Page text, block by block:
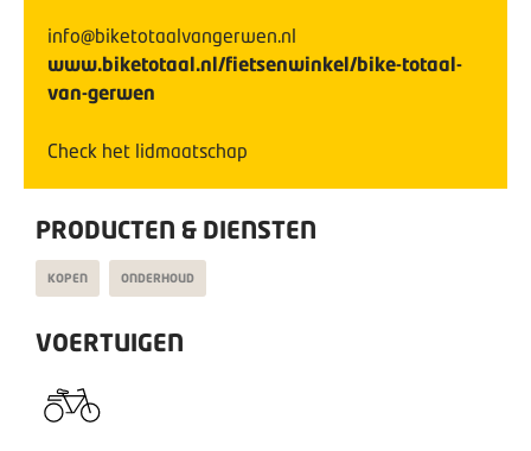
info@biketotaalvangerwen.nl
www.biketotaal.nl/fietsenwinkel/bike-totaal-
van-gerwen
Check het lidmaatschap
PRODUCTEN & DIENSTEN
KOPEN ONDERHOUD
VOERTUIGEN